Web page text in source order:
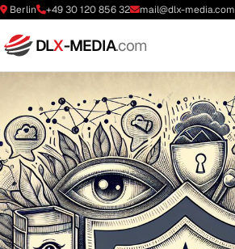
Berlin +49 30 120 856 32 mail@dlx-media.com
DLX-MEDIA.com